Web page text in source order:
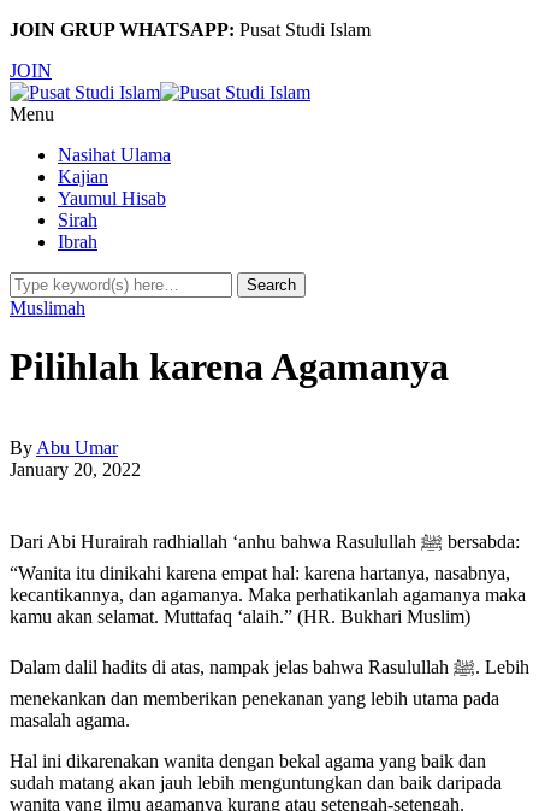
JOIN GRUP WHATSAPP: Pusat Studi Islam
JOIN
Menu
Nasihat Ulama
Kajian
Yaumul Hisab
Sirah
Ibrah
Muslimah
Pilihlah karena Agamanya
By Abu Umar
January 20, 2022
Dari Abi Hurairah radhiallah ‘anhu bahwa Rasulullah ﷺ bersabda:
“Wanita itu dinikahi karena empat hal: karena hartanya, nasabnya,
kecantikannya, dan agamanya. Maka perhatikanlah agamanya maka
kamu akan selamat. Muttafaq ‘alaih.” (HR. Bukhari Muslim)
Dalam dalil hadits di atas, nampak jelas bahwa Rasulullah ﷺ. Lebih
menekankan dan memberikan penekanan yang lebih utama pada
masalah agama.
Hal ini dikarenakan wanita dengan bekal agama yang baik dan
sudah matang akan jauh lebih menguntungkan dan baik daripada
wanita yang ilmu agamanya kurang atau setengah-setengah.